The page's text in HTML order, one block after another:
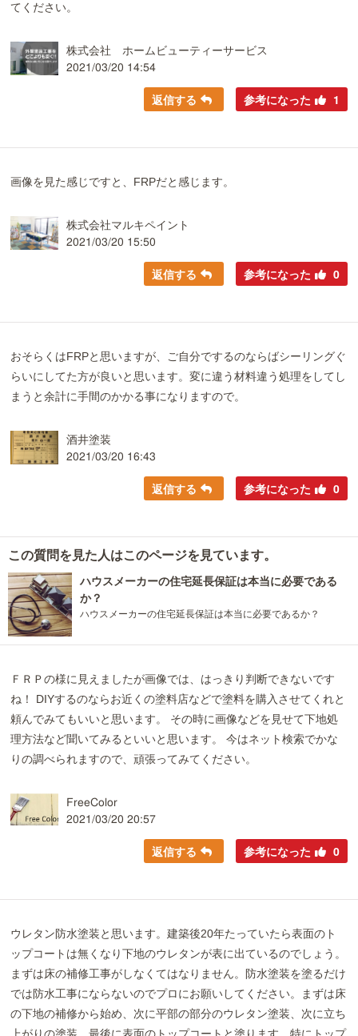
てください。
株式会社 ホームビューティーサービス
2021/03/20 14:54
返信する 参考になった 1
画像を見た感じですと、FRPだと感じます。
株式会社マルキペイント
2021/03/20 15:50
返信する 参考になった 0
おそらくはFRPと思いますが、ご自分でするのならばシーリングぐ
らいにしてた方が良いと思います。変に違う材料違う処理をしてし
まうと余計に手間のかかる事になりますので。
酒井塗装
2021/03/20 16:43
返信する 参考になった 0
この質問を見た人はこのページを見ています。
ハウスメーカーの住宅延長保証は本当に必要である
か？
ハウスメーカーの住宅延長保証は本当に必要であるか？
ＦＲＰの様に見えましたが画像では、はっきり判断できないです
ね！ DIYするのならお近くの塗料店などで塗料を購入させてくれと
頼んでみてもいいと思います。 その時に画像などを見せて下地処
理方法など聞いてみるといいと思います。 今はネット検索でかな
りの調べられますので、頑張ってみてください。
FreeColor
2021/03/20 20:57
返信する 参考になった 0
ウレタン防水塗装と思います。建築後20年たっていたら表面のト
ップコートは無くなり下地のウレタンが表に出ているのでしょう。
まずは床の補修工事がしなくてはなりません。防水塗装を塗るだけ
では防水工事にならないのでプロにお願いしてください。まずは床
の下地の補修から始め、次に平部の部分のウレタン塗装、次に立ち